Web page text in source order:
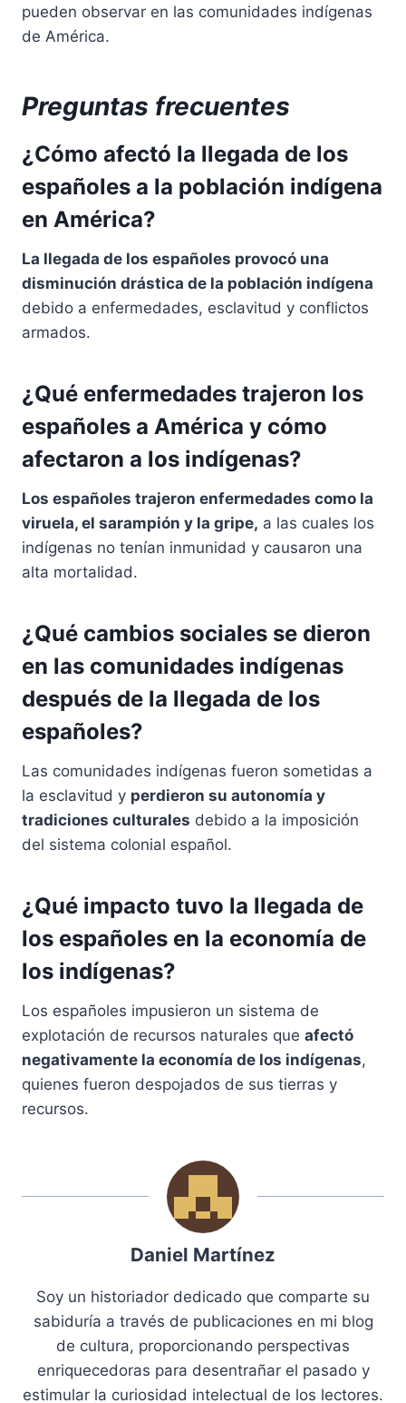
pueden observar en las comunidades indígenas
de América.
Preguntas frecuentes
¿Cómo afectó la llegada de los
españoles a la población indígena
en América?
La llegada de los españoles provocó una
disminución drástica de la población indígena
debido a enfermedades, esclavitud y conflictos
armados.
¿Qué enfermedades trajeron los
españoles a América y cómo
afectaron a los indígenas?
Los españoles trajeron enfermedades como la
viruela, el sarampión y la gripe, a las cuales los
indígenas no tenían inmunidad y causaron una
alta mortalidad.
¿Qué cambios sociales se dieron
en las comunidades indígenas
después de la llegada de los
españoles?
Las comunidades indígenas fueron sometidas a
la esclavitud y perdieron su autonomía y
tradiciones culturales debido a la imposición
del sistema colonial español.
¿Qué impacto tuvo la llegada de
los españoles en la economía de
los indígenas?
Los españoles impusieron un sistema de
explotación de recursos naturales que afectó
negativamente la economía de los indígenas,
quienes fueron despojados de sus tierras y
recursos.
Daniel Martínez
Soy un historiador dedicado que comparte su
sabiduría a través de publicaciones en mi blog
de cultura, proporcionando perspectivas
enriquecedoras para desentrañar el pasado y
estimular la curiosidad intelectual de los lectores.